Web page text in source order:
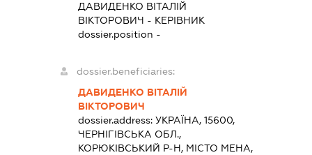
ДАВИДЕНКО ВІТАЛІЙ
ВІКТОРОВИЧ - КЕРІВНИК
dossier.position -
dossier.beneficiaries:
ДАВИДЕНКО ВІТАЛІЙ
ВІКТОРОВИЧ
dossier.address: УКРАЇНА, 15600,
ЧЕРНІГІВСЬКА ОБЛ.,
КОРЮКІВСЬКИЙ Р-Н, МІСТО МЕНА,